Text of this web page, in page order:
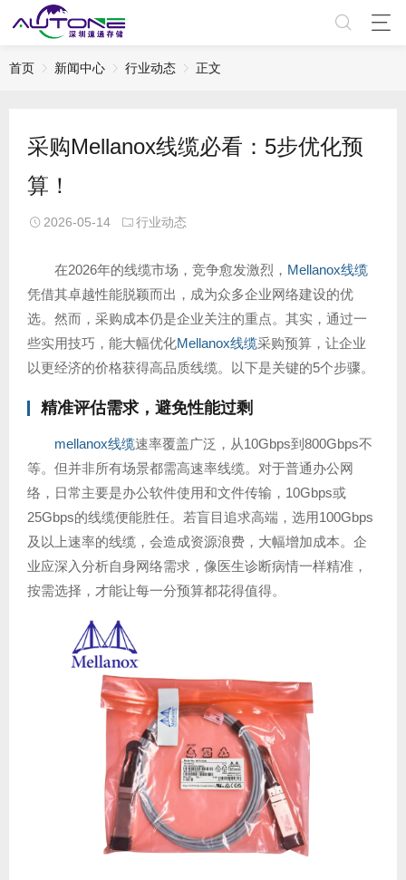
首页 新闻中心 行业动态 正文
采购Mellanox线缆必看：5步优化预
算！
2026-05-14 行业动态
在2026年的线缆市场，竞争愈发激烈， Mellanox线缆
凭借其卓越性能脱颖而出，成为众多企业网络建设的优
选。然而，采购成本仍是企业关注的重点。其实，通过一
些实用技巧，能大幅优化Mellanox线缆采购预算，让企业
以更经济的价格获得高品质线缆。以下是关键的5个步骤。
精准评估需求，避免性能过剩
mellanox线缆速率覆盖广泛，从10Gbps到800Gbps不
等。但并非所有场景都需高速率线缆。对于普通办公网
络，日常主要是办公软件使用和文件传输，10Gbps或
25Gbps的线缆便能胜任。若盲目追求高端，选用100Gbps
及以上速率的线缆，会造成资源浪费，大幅增加成本。企
业应深入分析自身网络需求，像医生诊断病情一样精准，
按需选择，才能让每一分预算都花得值得。